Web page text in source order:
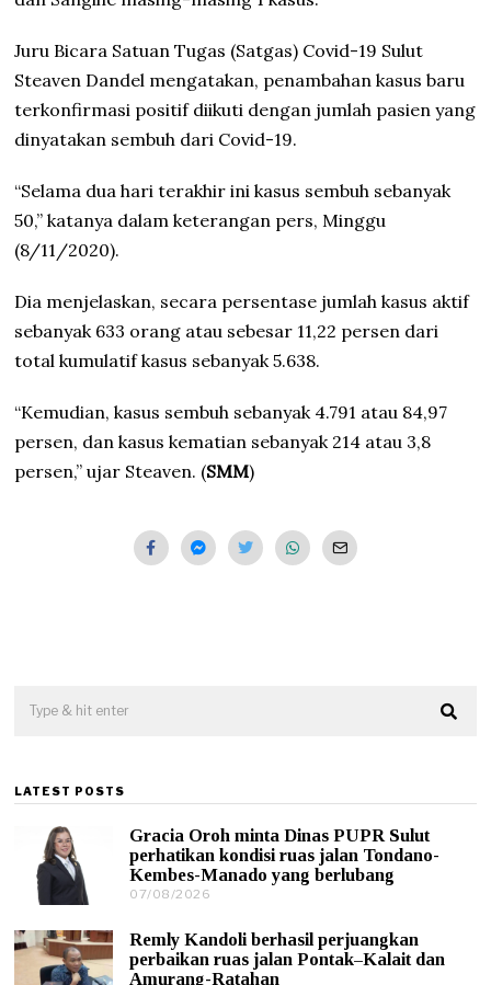
Juru Bicara Satuan Tugas (Satgas) Covid-19 Sulut
Steaven Dandel mengatakan, penambahan kasus baru
terkonfirmasi positif diikuti dengan jumlah pasien yang
dinyatakan sembuh dari Covid-19.
“Selama dua hari terakhir ini kasus sembuh sebanyak
50,” katanya dalam keterangan pers, Minggu
(8/11/2020).
Dia menjelaskan, secara persentase jumlah kasus aktif
sebanyak 633 orang atau sebesar 11,22 persen dari
total kumulatif kasus sebanyak 5.638.
“Kemudian, kasus sembuh sebanyak 4.791 atau 84,97
persen, dan kasus kematian sebanyak 214 atau 3,8
persen,” ujar Steaven. (SMM)
LATEST POSTS
Gracia Oroh minta Dinas PUPR Sulut
perhatikan kondisi ruas jalan Tondano-
Kembes-Manado yang berlubang
07/08/2026
0
8
Remly Kandoli berhasil perjuangkan
perbaikan ruas jalan Pontak–Kalait dan
Amurang-Ratahan